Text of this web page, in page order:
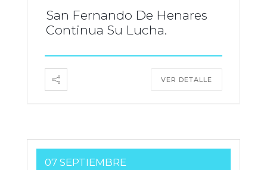
San Fernando De Henares
Continua Su Lucha.
VER DETALLE
07 SEPTIEMBRE